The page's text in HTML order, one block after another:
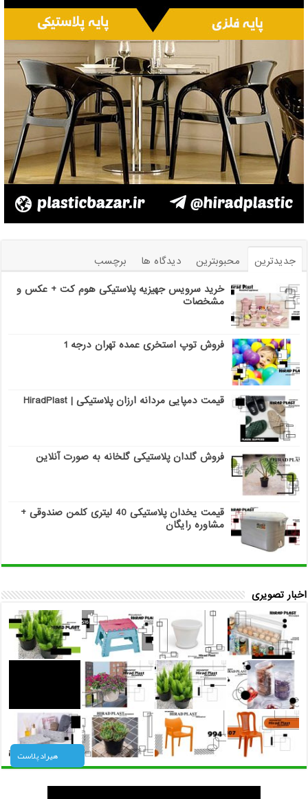
جدیدترین محبوبترین دیدگاه ها
برچسب
خرید سرویس جهیزیه پلاستیکی هوم کت + عکس و
مشخصات
فروش توپ استخری عمده تهران درجه 1
قیمت دمپایی مردانه ارزان پلاستیکی | HiradPlast
فروش گلدان پلاستیکی گلخانه به صورت آنلاین
قیمت یخدان پلاستیکی 40 لیتری کلمن صندوقی +
مشاوره رایگان
اخبار تصویری
هیراد پلاست